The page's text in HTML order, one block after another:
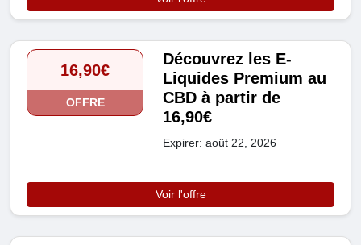
16,90€
OFFRE
Découvrez les E-
Liquides Premium au
CBD à partir de
16,90€
Expirer: août 22, 2026
Voir l'offre